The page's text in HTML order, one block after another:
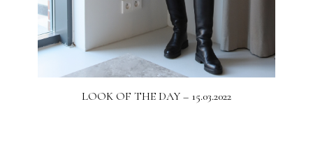
LOOK OF THE DAY – 15.03.2022